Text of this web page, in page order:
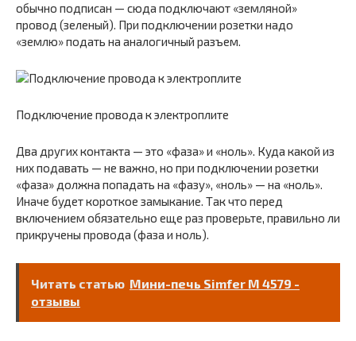
обычно подписан — сюда подключают «земляной»
провод (зеленый). При подключении розетки надо
«землю» подать на аналогичный разъем.
Подключение провода к электроплите
Два других контакта — это «фаза» и «ноль». Куда какой из
них подавать — не важно, но при подключении розетки
«фаза» должна попадать на «фазу», «ноль» — на «ноль».
Иначе будет короткое замыкание. Так что перед
включением обязательно еще раз проверьте, правильно ли
прикручены провода (фаза и ноль).
Читать статью Мини-печь Simfer M 4579 -
отзывы